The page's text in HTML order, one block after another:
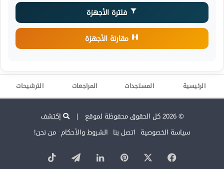
فلترة الأجهزة
مقارنة الأجهزة
الرئيسية المستجدات المراجعات الترشيحات
© 2026 كل الحقوق محفوظة لموقع |
إكتشف
سياسة الخصوصية اتصل بنا الشروط والأحكام من نحن!
فيسبوك بينتيريستلينكدإنتيلقرام